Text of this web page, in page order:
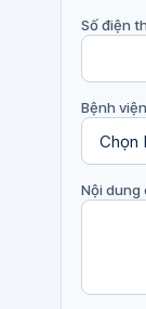
Số điện
Bệnh viện
Nội dung